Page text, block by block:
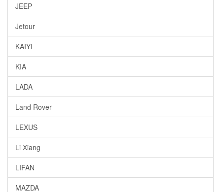
JEEP
Jetour
KAIYI
KIA
LADA
Land Rover
LEXUS
Li Xiang
LIFAN
MAZDA